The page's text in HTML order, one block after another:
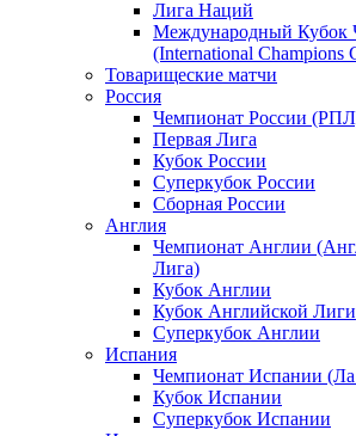
Лига Наций
Международный Кубок
(International Champions
Товарищеские матчи
Россия
Чемпионат России
Первая Лига
Кубок России
Суперкубок России
Сборная России
Англия
Чемпионат Англии
Лига)
Кубок Англии
Кубок Английской Лиги
Суперкубок Англии
Испания
Чемпионат Испании
Кубок Испании
Суперкубок Испании